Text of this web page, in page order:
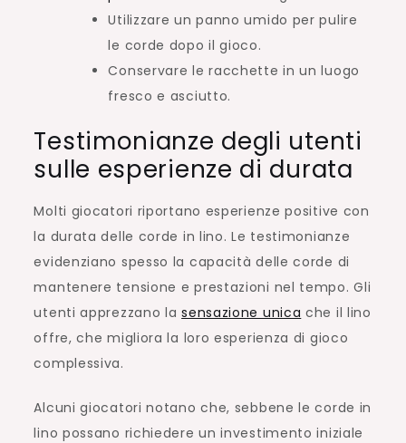
Utilizzare un panno umido per pulire
le corde dopo il gioco.
Conservare le racchette in un luogo
fresco e asciutto.
Testimonianze degli utenti
sulle esperienze di durata
Molti giocatori riportano esperienze positive con
la durata delle corde in lino. Le testimonianze
evidenziano spesso la capacità delle corde di
mantenere tensione e prestazioni nel tempo. Gli
utenti apprezzano lasensazione unica che il lino
offre, che migliora la loro esperienza di gioco
complessiva.
Alcuni giocatori notano che, sebbene le corde in
lino possano richiedere un investimento iniziale